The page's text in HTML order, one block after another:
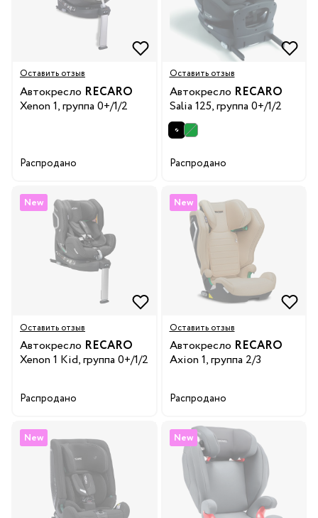
Оставить отзыв
Автокресло RECARO
Xenon 1, группа 0+/1/2
Распродано
Оставить отзыв
Автокресло RECARO
Salia 125, группа 0+/1/2
Распродано
New
Оставить отзыв
Автокресло RECARO
Xenon 1 Kid, группа 0+/1/2
Распродано
New
Оставить отзыв
Автокресло RECARO
Axion 1, группа 2/3
Распродано
New New